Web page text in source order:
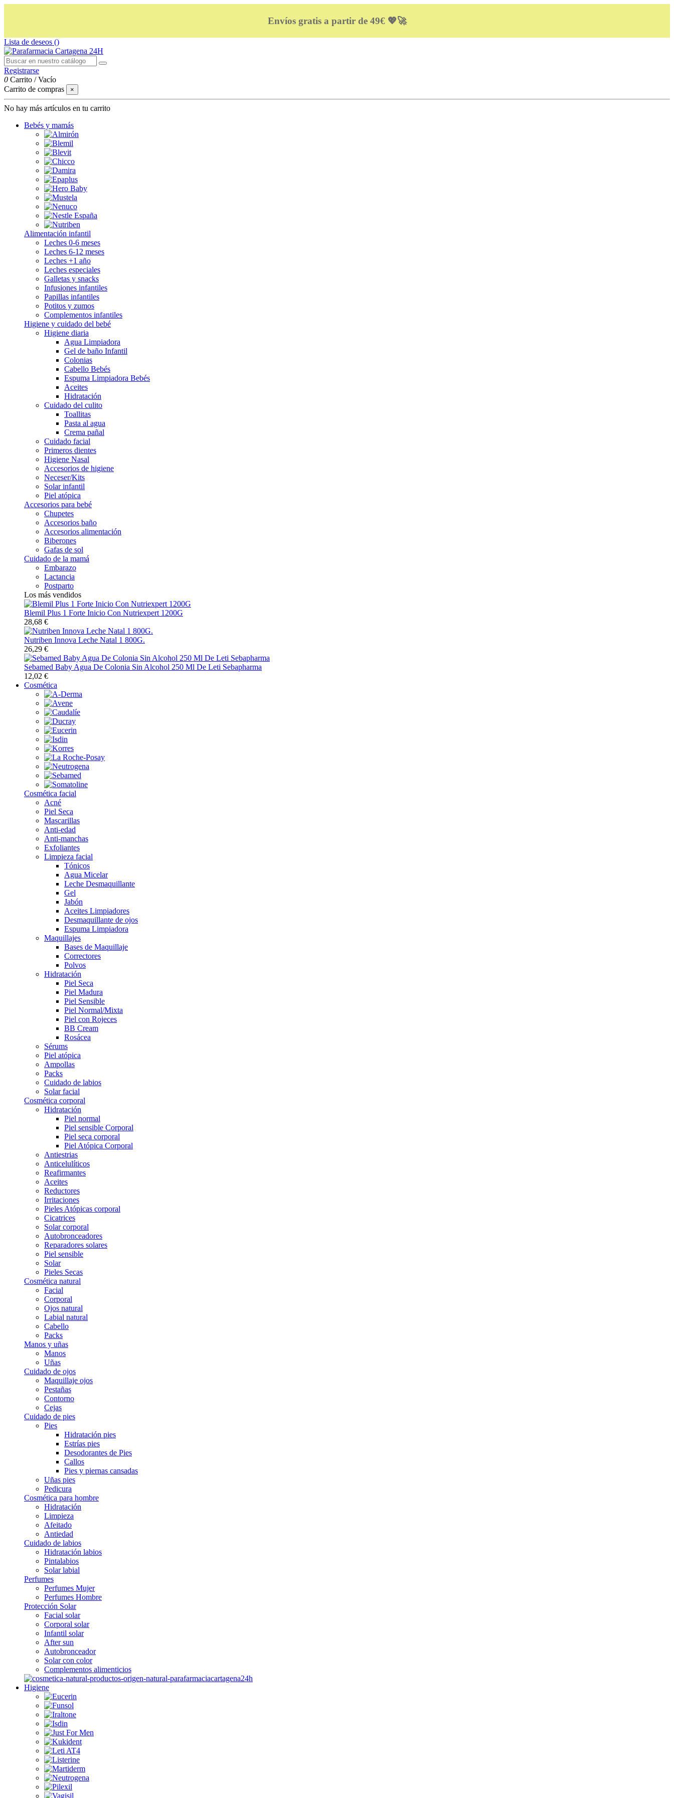
Envíos gratis a partir de 49€ 💖🚀
Lista de deseos ()
Registrarse
0 Carrito /Vacío
Carrito de compras
×
No hay más artículos en tu carrito
Bebés y mamás
Alimentación infantil
Leches 0-6 meses
Leches 6-12 meses
Leches +1 año
Leches especiales
Galletas y snacks
Infusiones infantiles
Papillas infantiles
Potitos y zumos
Complementos infantiles
Higiene y cuidado del bebé
Higiene diaria
Agua Limpiadora
Gel de baño Infantil
Colonias
Cabello Bebés
Espuma Limpiadora Bebés
Aceites
Hidratación
Cuidado del culito
Toallitas
Pasta al agua
Crema pañal
Cuidado facial
Primeros dientes
Higiene Nasal
Accesorios de higiene
Neceser/Kits
Solar infantil
Piel atópica
Accesorios para bebé
Chupetes
Accesorios baño
Accesorios alimentación
Biberones
Gafas de sol
Cuidado de la mamá
Embarazo
Lactancia
Postparto
Los más vendidos
Blemil Plus 1 Forte Inicio Con Nutriexpert 1200G
28,68 €
Nutriben Innova Leche Natal 1 800G.
26,29 €
Sebamed Baby Agua De Colonia Sin Alcohol 250 Ml De Leti Sebapharma
12,02 €
Cosmética
Cosmética facial
Acné
Piel Seca
Mascarillas
Anti-edad
Anti-manchas
Exfoliantes
Limpieza facial
Tónicos
Agua Micelar
Leche Desmaquillante
Gel
Jabón
Aceites Limpiadores
Desmaquillante de ojos
Espuma Limpiadora
Maquillajes
Bases de Maquillaje
Correctores
Polvos
Hidratación
Piel Seca
Piel Madura
Piel Sensible
Piel Normal/Mixta
Piel con Rojeces
BB Cream
Rosácea
Sérums
Piel atópica
Ampollas
Packs
Cuidado de labios
Solar facial
Cosmética corporal
Hidratación
Piel normal
Piel sensible Corporal
Piel seca corporal
Piel Atópica Corporal
Antiestrias
Anticelulíticos
Reafirmantes
Aceites
Reductores
Irritaciones
Pieles Atópicas corporal
Cicatrices
Solar corporal
Autobronceadores
Reparadores solares
Piel sensible
Solar
Pieles Secas
Cosmética natural
Facial
Corporal
Ojos natural
Labial natural
Cabello
Packs
Manos y uñas
Manos
Uñas
Cuidado de ojos
Maquillaje ojos
Pestañas
Contorno
Cejas
Cuidado de pies
Pies
Hidratación pies
Estrías pies
Desodorantes de Pies
Callos
Pies y piernas cansadas
Uñas pies
Pedicura
Cosmética para hombre
Hidratación
Limpieza
Afeitado
Antiedad
Cuidado de labios
Hidratación labios
Pintalabios
Solar labial
Perfumes
Perfumes Mujer
Perfumes Hombre
Protección Solar
Facial solar
Corporal solar
Infantil solar
After sun
Autobronceador
Solar con color
Complementos alimenticios
Higiene